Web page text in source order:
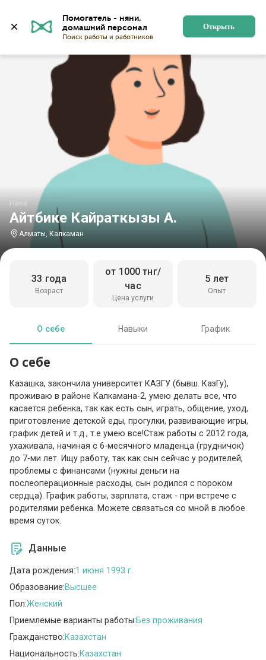
Помогатель - няни,
Поиск работы и работников
Открыть
Айтбике Кайраткызы А.
Няня
Алматы, Калкаман
Возраст
33 года
Цена услуги
от 1000 тнг/
час
Опыт
5 лет
О себе Навыки График
О себе
Казашка, закончила университет КАЗГУ (бывш. КазГу),
проживаю в районе Калкамана-2, умею делать все, что
касается ребенка, так как есть сын, играть, общение, уход,
приготовление детской еды, прогулки, развивающие игры,
график детей и т.д., т.е умею все!Стаж работы с 2012 года,
ухаживала, начиная с 6-месячного младенца (грудничок)
до 7-ми лет. Ищу работу, так как сын сейчас у родителей,
проблемы с финансами (нужны деньги на
послеоперационные расходы, сын родился с пороком
сердца). График работы, зарплата, стаж - при встрече с
родителями ребенка. Можете связаться со мной в любое
время суток.
Данные
Дата рождения:1 июня 1993 г.
Образование:Высшее
Пол:Женский
Приемлемые варианты работы:Без проживания
Гражданство:Казахстан
Национальность:Казахстан